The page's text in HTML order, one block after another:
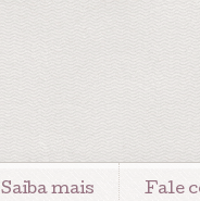
Saiba mais Fale